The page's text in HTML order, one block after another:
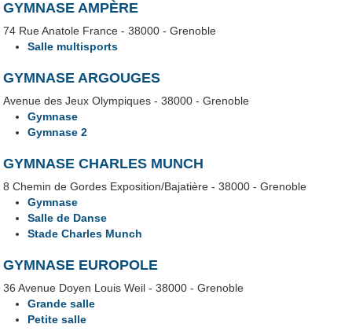
GYMNASE AMPÈRE
74 Rue Anatole France - 38000 - Grenoble
Salle multisports
GYMNASE ARGOUGES
Avenue des Jeux Olympiques - 38000 - Grenoble
Gymnase
Gymnase 2
GYMNASE CHARLES MUNCH
8 Chemin de Gordes Exposition/Bajatière - 38000 - Grenoble
Gymnase
Salle de Danse
Stade Charles Munch
GYMNASE EUROPOLE
36 Avenue Doyen Louis Weil - 38000 - Grenoble
Grande salle
Petite salle